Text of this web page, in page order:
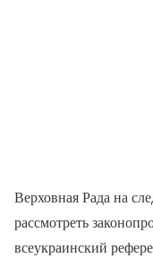
Верховная Рада на
рассмотреть
всеукраинский